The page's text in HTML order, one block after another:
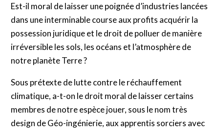
Est-il moral de laisser une poignée d’industries lancées
dans une interminable course aux profits acquérir la
possession juridique et le droit de polluer de manière
irréversible les sols, les océans et l’atmosphère de
notre planète Terre ?
Sous prétexte de lutte contre le réchauffement
climatique, a-t-on le droit moral de laisser certains
membres de notre espèce jouer, sous le nom très
design de Géo-ingénierie, aux apprentis sorciers avec